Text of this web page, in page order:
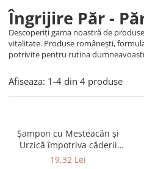
Îngrijire Păr -
Descoperiți gama noastră de
vitalitate. Produse românești,
potrivite pentru rutina
Afiseaza: 1-4 din 4 produse
Șampon cu Mesteacăn și
Urzică împotriva căderii
părului, 260 ml, Dr. Soleil
19,32 Lei